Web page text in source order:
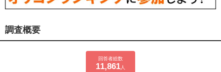
調査概要
回答者総数
11,861 人